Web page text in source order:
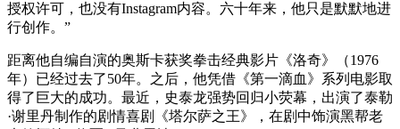
授权许可，也没有Instagram内容。六十年来，他只是默默地进
行创作。”
距离他自编自演的奥斯卡获奖拳击经典影片《洛奇》（1976
年）已经过去了50年。之后，他凭借《第一滴血》系列电影取
得了巨大的成功。最近，史泰龙强势回归小荧幕，出演了泰勒
·谢里丹制作的剧情喜剧《塔尔萨之王》，在剧中饰演黑帮老